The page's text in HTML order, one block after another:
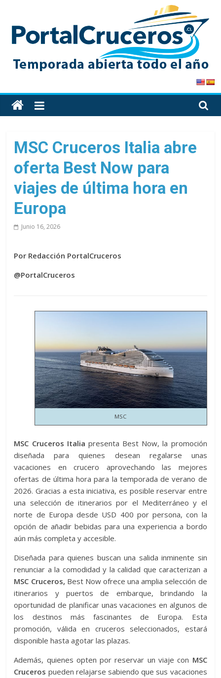
content
PortalCruceros
Toda
la
de
cruceros
en
solo
sitio
MSC Cruceros Italia abre
oferta Best Now para
viajes de última hora en
Europa
Junio 16, 2026
Por Redacción PortalCruceros
@PortalCruceros
MSC
MSC Cruceros Italia presenta Best Now, la promoción
diseñada para quienes desean regalarse unas
vacaciones en crucero aprovechando las mejores
ofertas de última hora para la temporada de verano de
2026. Gracias a esta iniciativa, es posible reservar entre
una selección de itinerarios por el Mediterráneo y el
norte de Europa desde USD 400 por persona, con la
opción de añadir bebidas para una experiencia a bordo
aún más completa y accesible.
Diseñada para quienes buscan una salida inminente sin
renunciar a la comodidad y la calidad que caracterizan a
MSC Cruceros, Best Now ofrece una amplia selección de
itinerarios y puertos de embarque, brindando la
oportunidad de planificar unas vacaciones en algunos de
los destinos más fascinantes de Europa. Esta
promoción, válida en cruceros seleccionados, estará
disponible hasta agotar las plazas.
Además, quienes opten por reservar un viaje con MSC
Cruceros pueden relajarse sabiendo que sus vacaciones